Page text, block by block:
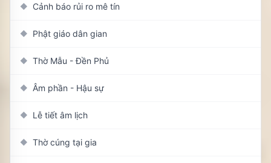
◆ Cảnh báo rủi ro mê tín
◆ Phật giáo dân gian
◆ Thờ Mẫu - Đền Phủ
◆ Âm phần - Hậu sự
◆ Lễ tiết âm lịch
◆ Thờ cúng tại gia